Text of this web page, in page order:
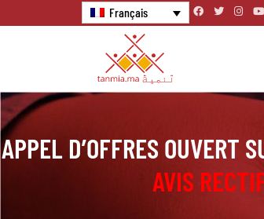
Français
APPEL D’OFFRES OUVERT
AVIS